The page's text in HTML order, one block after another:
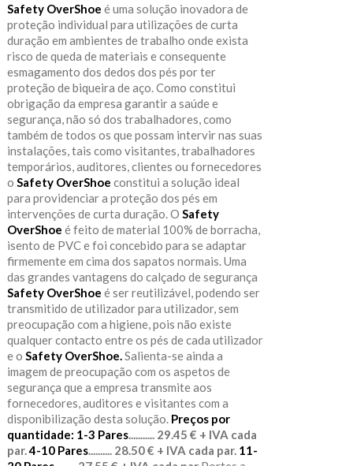
Safety OverShoe é uma solução inovadora de
proteção individual para utilizações de curta
duração em ambientes de trabalho onde exista
risco de queda de materiais e consequente
esmagamento dos dedos dos pés por ter
proteção de biqueira de aço. Como constitui
obrigação da empresa garantir a saúde e
segurança, não só dos trabalhadores, como
também de todos os que possam intervir nas suas
instalações, tais como visitantes, trabalhadores
temporários, auditores, clientes ou fornecedores
o Safety OverShoe constitui a solução ideal
para providenciar a proteção dos pés em
intervenções de curta duração. O Safety
OverShoe é feito de material 100% de borracha,
isento de PVC e foi concebido para se adaptar
firmemente em cima dos sapatos normais. Uma
das grandes vantagens do calçado de segurança
Safety OverShoe é ser reutilizável, podendo ser
transmitido de utilizador para utilizador, sem
preocupação com a higiene, pois não existe
qualquer contacto entre os pés de cada utilizador
e o Safety OverShoe. Salienta-se ainda a
imagem de preocupação com os aspetos de
segurança que a empresa transmite aos
fornecedores, auditores e visitantes com a
disponibilização desta solução. Preços por
quantidade: 1-3 Pares........... 29.45 € + IVA cada
par. 4-10 Pares.......... 28.50 € + IVA cada par. 11-